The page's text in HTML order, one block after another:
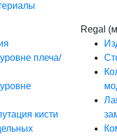
плеча/
кисти
Regal